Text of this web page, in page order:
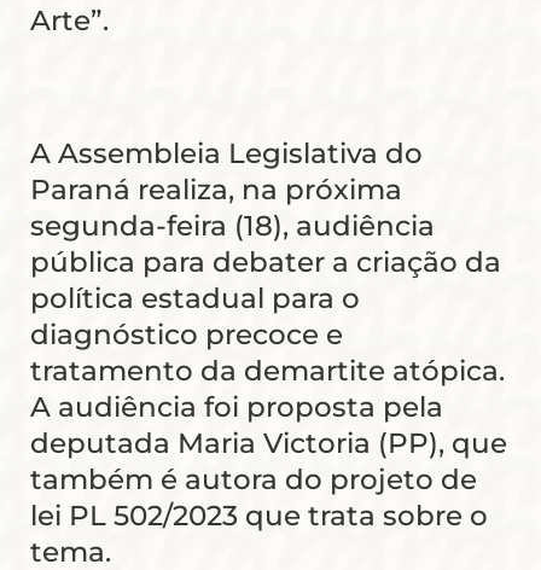
Arte”.
A Assembleia Legislativa do
Paraná realiza, na próxima
segunda-feira (18), audiência
pública para debater a criação da
política estadual para o
diagnóstico precoce e
tratamento da demartite atópica.
A audiência foi proposta pela
deputada Maria Victoria (PP), que
também é autora do projeto de
lei PL 502/2023 que trata sobre o
tema.